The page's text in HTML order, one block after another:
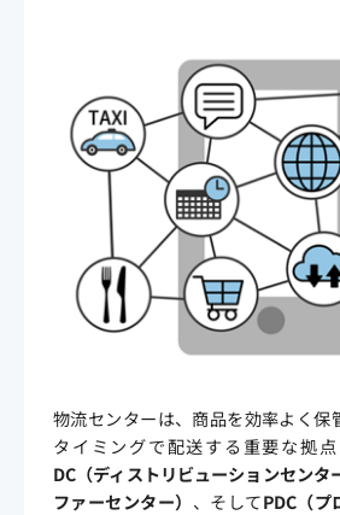
物流センターは、商品を効率よく保
タイミングで配送する重要な拠
DC （ディストリビューションセンタ
ファーセンター） 、そしてPDC（プ